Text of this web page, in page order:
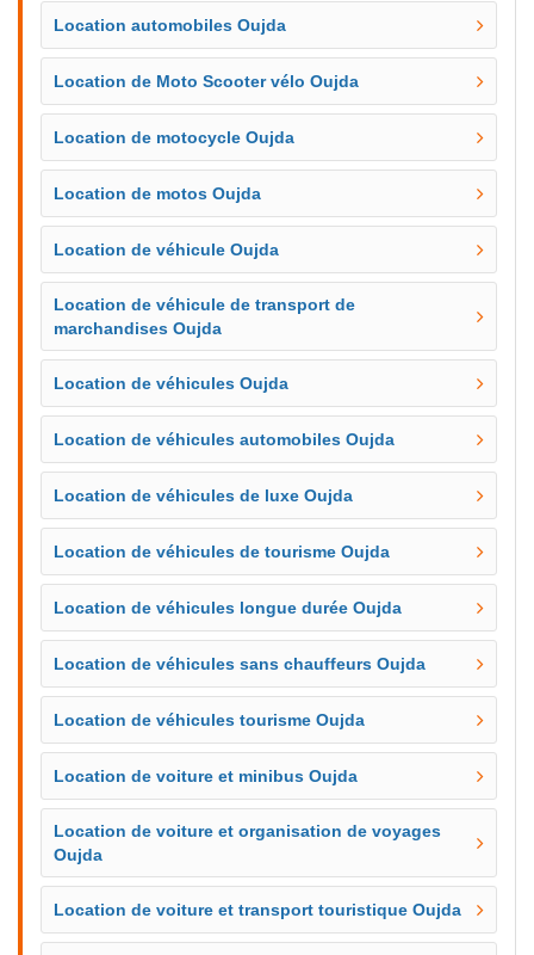
Location automobiles Oujda
Location de Moto Scooter vélo Oujda
Location de motocycle Oujda
Location de motos Oujda
Location de véhicule Oujda
Location de véhicule de transport de
marchandises Oujda
Location de véhicules Oujda
Location de véhicules automobiles Oujda
Location de véhicules de luxe Oujda
Location de véhicules de tourisme Oujda
Location de véhicules longue durée Oujda
Location de véhicules sans chauffeurs Oujda
Location de véhicules tourisme Oujda
Location de voiture et minibus Oujda
Location de voiture et organisation de voyages
Oujda
Location de voiture et transport touristique Oujda